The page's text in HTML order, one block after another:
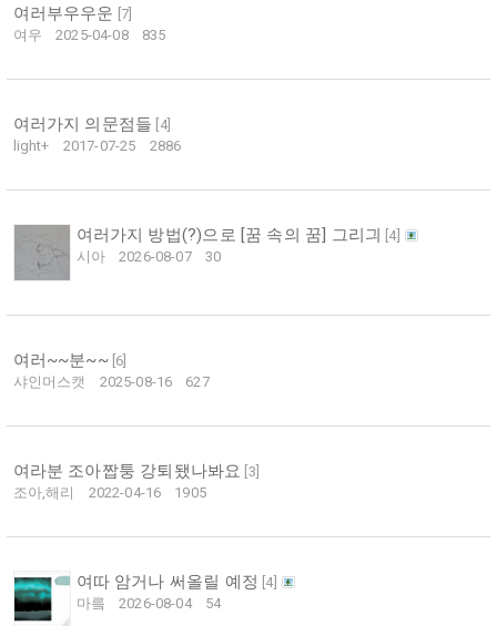
여러부우우운 7
여우
2025-04-08 835
여러가지 의문점들 4]
light+
2017-07-25 2886
여러가지 방법(?)으로 [꿈 속의 꿈] 그리긔 4]
시아
2026-08-07 30
여러~~분~~[ 6
샤인머스캣
2025-08-16 627
여라분 조아짭퉁 강퇴됐나봐요 3
조아,해리
2022-04-16 1905
여따 암거나 써올릴 예정 4]
마릌
2026-08-04 54